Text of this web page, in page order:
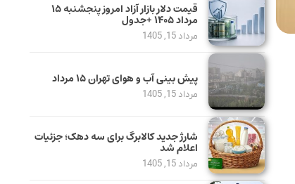
قیمت دلار بازار آزاد امروز پنجشنبه ۱۵
مرداد ۱۴۰۵ +جدول
مرداد 15, 1405
پیش بینی آب و هوای تهران ۱۵ مرداد
مرداد 15, 1405
شارژ جدید کالابرگ برای سه دهک؛ جزئیات
اعلام شد
مرداد 15, 1405